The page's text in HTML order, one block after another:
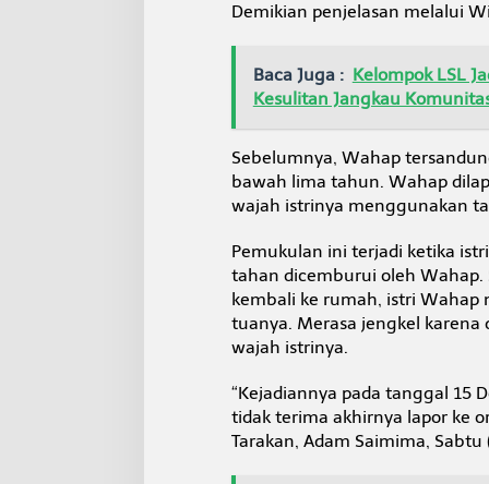
u
i
c
Demikian penjelasan melalui
Baca Juga : Kelompok LSL
Kesulitan Jangkau
Sebelumnya, Wahap
bawah lima tahun. Wahap
wajah istrinya menggunakan
Pemukulan ini terjadi ketika
tahan dicemburui oleh
kembali ke rumah, istri
tuanya. Merasa jengkel
wajah istrinya.
“Kejadiannya pada tanggal 15
tidak terima akhirnya lapor ke
Tarakan, Adam Saimima, Sabtu